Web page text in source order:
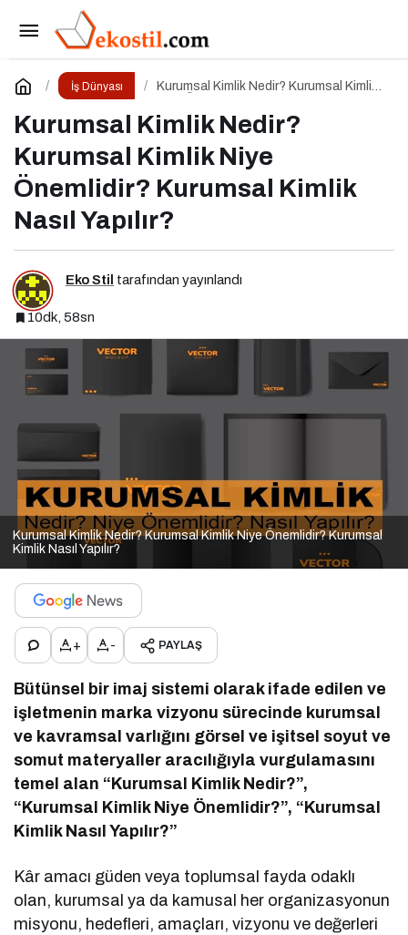
İş Dünyası
Kurumsal Kimlik Nedir? Kurumsal Kimlik
Yapılır?
Kurumsal Kimlik Nedir?
Kurumsal Kimlik Niye
Önemlidir? Kurumsal Kimlik
Nasıl Yapılır?
Eko Stil tarafından yayınlandı
10dk, 58sn
Kurumsal Kimlik Nedir? Kurumsal Kimlik Niye Önemlidir? Kurumsal
Kimlik Nasıl Yapılır?
+ - PAYLAŞ
Bütünsel bir imaj sistemi olarak ifade edilen ve
işletmenin marka vizyonu sürecinde kurumsal
ve kavramsal varlığını görsel ve işitsel soyut ve
somut materyaller aracılığıyla vurgulamasını
temel alan “Kurumsal Kimlik Nedir?”,
“Kurumsal Kimlik Niye Önemlidir?”, “Kurumsal
Kimlik Nasıl Yapılır?”
Kâr amacı güden veya toplumsal fayda odaklı
olan, kurumsal ya da kamusal her organizasyonun
misyonu, hedefleri, amaçları, vizyonu ve değerleri
Ege Bölgesi Narenciye Rekoltesinde Sert
Düşüş: Üretim Yüzde 34 Azaldı
Yorum Yap